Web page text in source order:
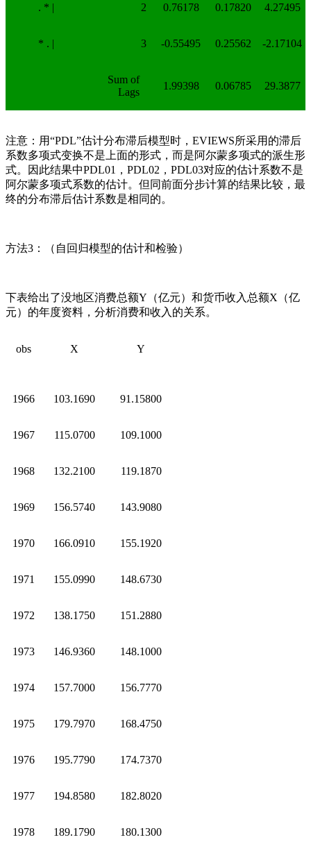
. * | 2 0.76178 0.17820 4.27495
* . | 3 -0.55495 0.25562 -2.17104
Sum of
Lags
1.99398 0.06785 29.3877
注意：用“PDL”估计分布滞后模型时，EVIEWS所采用的滞后
系数多项式变换不是上面的形式，而是阿尔蒙多项式的派生形
式。因此结果中PDL01，PDL02，PDL03对应的估计系数不是
阿尔蒙多项式系数的估计。但同前面分步计算的结果比较，最
终的分布滞后估计系数是相同的。
方法3：（自回归模型的估计和检验）
下表给出了没地区消费总额Y（亿元）和货币收入总额X（亿
元）的年度资料，分析消费和收入的关系。
obs X Y
1966 103.1690 91.15800
1967 115.0700 109.1000
1968 132.2100 119.1870
1969 156.5740 143.9080
1970 166.0910 155.1920
1971 155.0990 148.6730
1972 138.1750 151.2880
1973 146.9360 148.1000
1974 157.7000 156.7770
1975 179.7970 168.4750
1976 195.7790 174.7370
1977 194.8580 182.8020
1978 189.1790 180.1300